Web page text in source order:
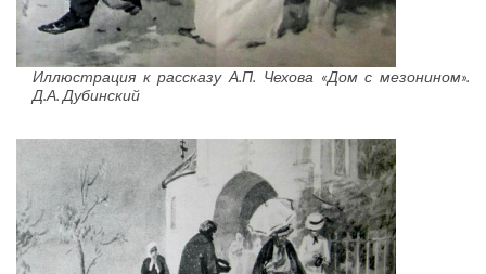
Иллюстрация к рассказу А.П. Чехова «Дом с мезонином».
Д.А. Дубинский